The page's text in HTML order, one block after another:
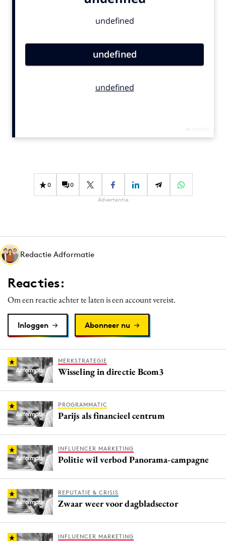
Gedragsverandering
Influencer marketing
Media
Merkstrategie
PR
Programmatic
Purpose Marketing
Reputatie & crisis
0 0
Advertentie
Redactie Adformatie
Reacties:
Om een reactie achter te laten is een account vereist.
Inloggen Abonneer nu
MERKSTRATEGIE
Wisseling in directie Bcom3
PROGRAMMATIC
Parijs als financieel centrum
INFLUENCER MARKETING
Politie wil verbod Panorama-campagne
REPUTATIE & CRISIS
Zwaar weer voor dagbladsector
INFLUENCER MARKETING